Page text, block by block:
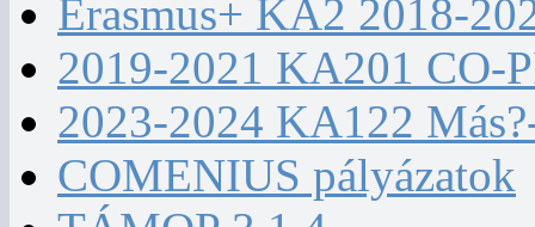
Erasmus+ KA2 2018-
2019-2021 KA201 CO-
2023-2024 KA122
COMENIUS pályázatok